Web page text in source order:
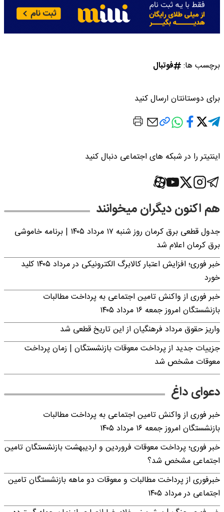
برچسب ها: فوتبال
برای دوستانتان ارسال کنید
اینتیتر را در شبکه های اجتماعی دنبال کنید
هم اکنون دیگران میخوانند
جدول قطعی برق کرمان روز شنبه ۱۷ مرداد ۱۴۰۵ | برنامه خاموشی
برق کرمان اعلام شد
خبر فوری؛ افزایش اعتبار کالابرگ الکترونیکی در مرداد ۱۴۰۵ کلید
خورد
خبر فوری از واکنش تامین اجتماعی به پرداخت مطالبات
بازنشستگان امروز جمعه ۱۶ مرداد ۱۴۰۵
واریز حقوق مرداد فرهنگیان از این تاریخ قطعی شد
جزییات جدید از پرداخت معوقات بازنشستگان | زمان پرداخت
معوقات مشخص شد
دعوای داغ
خبر فوری از واکنش تامین اجتماعی به پرداخت مطالبات
بازنشستگان امروز جمعه ۱۶ مرداد ۱۴۰۵
خبر فوری؛ پرداخت معوقات فروردین و اردیبهشت بازنشستگان تامین
اجتماعی مشخص شد؟
خبرفوری از پرداخت مطالبات و معوقات دو ماهه بازنشستگان تامین
اجتماعی در مرداد ۱۴۰۵